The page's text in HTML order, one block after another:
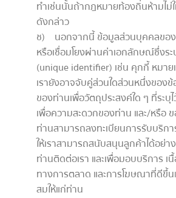
ทำเช่นนั้นถ้ากฎหมายท้องถิ่นห้ามไม่
ดังกล่าว
ช) นอกจากนี้ ข้อมูลส่วนบุคคลขอ
หรือเชื่อมโยงผ่านค่าเอกลักษณ์ซึ่งร
(unique identifier) เช่น คุกกี้ หมาย
เรายังอาจจับคู่ส่วนใดส่วนหนึ่งของ
ของท่านเพื่อวัตถุประสงค์ใด ๆ ที่ระบุ
เพื่อความสะดวกของท่าน และ/หรือ ข
ท่านสามารถลงทะเบียนการรับบริกา
ให้เราสามารถสนับสนุนลูกค้าได้อย่
ท่านติดต่อเรา และเพื่อมอบบริการ เ
ทางการตลาด และการโฆษณาที่ดีขึ้น
สมให้แก่ท่าน